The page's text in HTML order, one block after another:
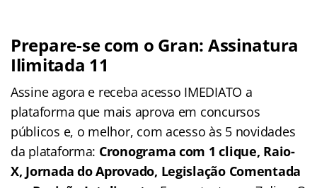
Prepare-se com o Gran: Assinatura
Ilimitada 11
Assine agora e receba acesso IMEDIATO a
plataforma que mais aprova em concursos
públicos e, o melhor, com acesso às 5 novidades
da plataforma: Cronograma com 1 clique, Raio-
X, Jornada do Aprovado, Legislação Comentada